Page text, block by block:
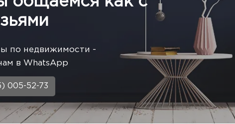
по недвижимости -
в WhatsApp
005-52-73